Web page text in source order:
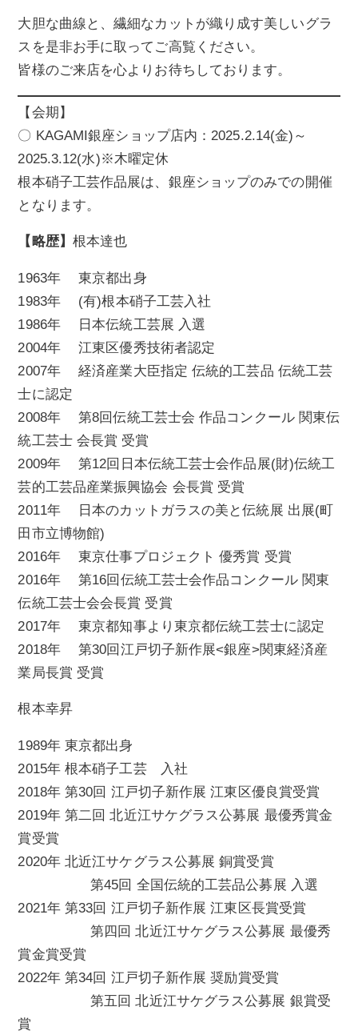
大胆な曲線と、繊細なカットが織り成す美しいグラ
スを是非お手に取ってご高覧ください。
皆様のご来店を心よりお待ちしております。
【会期】
〇 KAGAMI銀座ショップ店内：2025.2.14(金)～
2025.3.12(水)※木曜定休
根本硝子工芸作品展は、銀座ショップのみでの開催
となります。
【略歴】 根本達也
1963年 東京都出身
1983年 (有)根本硝子工芸入社
1986年 日本伝統工芸展 入選
2004年 江東区優秀技術者認定
2007年 経済産業大臣指定 伝統的工芸品 伝統工芸
士に認定
2008年 第8回伝統工芸士会 作品コンクール 関東伝
統工芸士 会長賞 受賞
2009年 第12回日本伝統工芸士会作品展(財)伝統工
芸的工芸品産業振興協会 会長賞 受賞
2011年 日本のカットガラスの美と伝統展 出展(町
田市立博物館)
2016年 東京仕事プロジェクト 優秀賞 受賞
2016年 第16回伝統工芸士会作品コンクール 関東
伝統工芸士会会長賞 受賞
2017年 東京都知事より東京都伝統工芸士に認定
2018年 第30回江戸切子新作展<銀座>関東経済産
業局長賞 受賞
根本幸昇
1989年 東京都出身
2015年 根本硝子工芸 入社
2018年 第30回 江戸切子新作展 江東区優良賞受賞
2019年 第二回 北近江サケグラス公募展 最優秀賞金
賞受賞
2020年 北近江サケグラス公募展 銅賞受賞
第45回 全国伝統的工芸品公募展 入選
2021年 第33回 江戸切子新作展 江東区長賞受賞
第四回 北近江サケグラス公募展 最優秀
賞金賞受賞
2022年 第34回 江戸切子新作展 奨励賞受賞
第五回 北近江サケグラス公募展 銀賞受
賞